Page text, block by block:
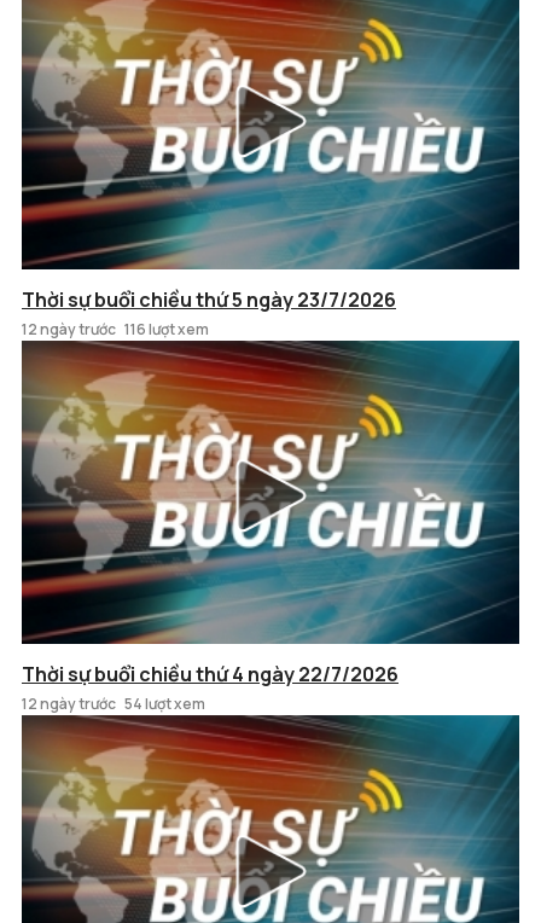
Thời sự buổi chiều thứ 5 ngày 23/7/2026
12 ngày trước 116 lượt xem
Thời sự buổi chiều thứ 4 ngày 22/7/2026
12 ngày trước 54 lượt xem